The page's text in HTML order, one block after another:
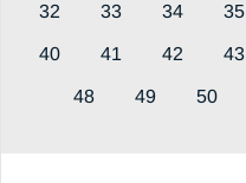
32 33 34 35
40 41 42 43
48 49 50